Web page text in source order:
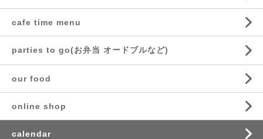
cafe time menu
parties to go(お弁当 オードブルなど)
our food
online shop
calendar